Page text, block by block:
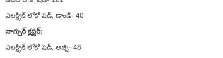
ఎలక్ట్రిక్ లోకో షెడ్, డాండ్- 40
నాగ్పుర్ క్లస్టర్:
ఎలక్ట్రిక్ లోకో షెడ్, అజ్ని- 48